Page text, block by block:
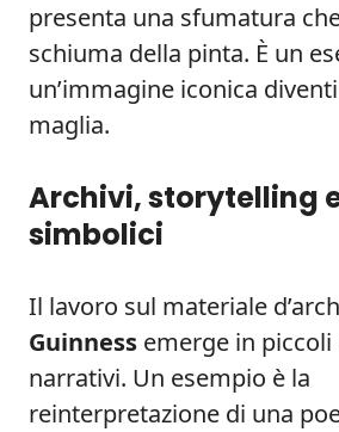
presenta una sfumatura
schiuma della pinta. È un
un’immagine iconica
maglia.
Archivi, storytelling
simbolici
Il lavoro sul materiale
Guinness emerge in
narrativi. Un esempio è la
reinterpretazione di una